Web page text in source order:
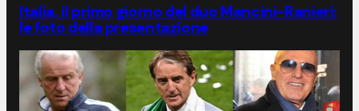
Italia, il primo giorno del duo Mancini-Ranieri:
le foto della presentazione